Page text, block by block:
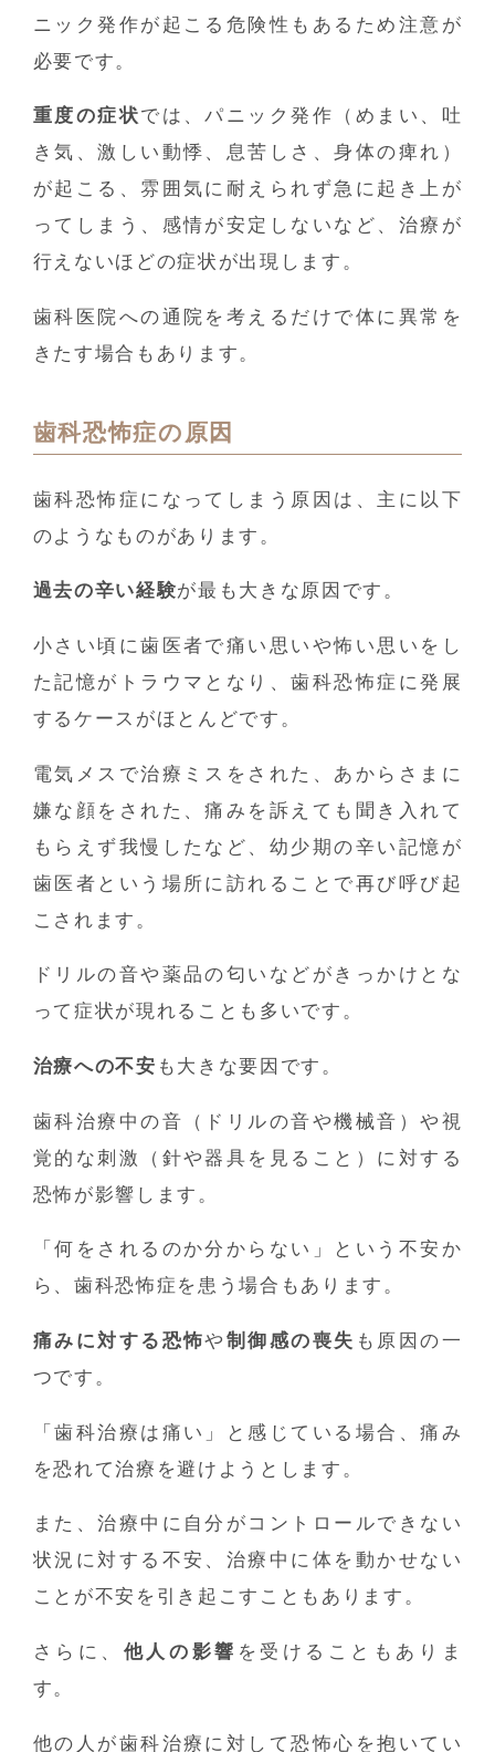
ニック発作が起こる危険性もあるため注意が
必要です。
重度の症状では、パニック発作（めまい、吐
き気、激しい動悸、息苦しさ、身体の痺れ）
が起こる、雰囲気に耐えられず急に起き上が
ってしまう、感情が安定しないなど、治療が
行えないほどの症状が出現します。
歯科医院への通院を考えるだけで体に異常を
きたす場合もあります。
歯科恐怖症の原因
歯科恐怖症になってしまう原因は、主に以下
のようなものがあります。
過去の辛い経験が最も大きな原因です。
小さい頃に歯医者で痛い思いや怖い思いをし
た記憶がトラウマとなり、歯科恐怖症に発展
するケースがほとんどです。
電気メスで治療ミスをされた、あからさまに
嫌な顔をされた、痛みを訴えても聞き入れて
もらえず我慢したなど、幼少期の辛い記憶が
歯医者という場所に訪れることで再び呼び起
こされます。
ドリルの音や薬品の匂いなどがきっかけとな
って症状が現れることも多いです。
治療への不安 も大きな要因です。
歯科治療中の音（ドリルの音や機械音）や視
覚的な刺激（針や器具を見ること）に対する
恐怖が影響します。
「何をされるのか分からない」という不安か
ら、歯科恐怖症を患う場合もあります。
痛みに対する恐怖や 制御感の喪失 も原因の一
つです。
「歯科治療は痛い」と感じている場合、痛み
を恐れて治療を避けようとします。
また、治療中に自分がコントロールできない
状況に対する不安、治療中に体を動かせない
ことが不安を引き起こすこともあります。
さらに、 他人の影響 を受けることもありま
す。
他の人が歯科治療に対して恐怖心を抱いてい